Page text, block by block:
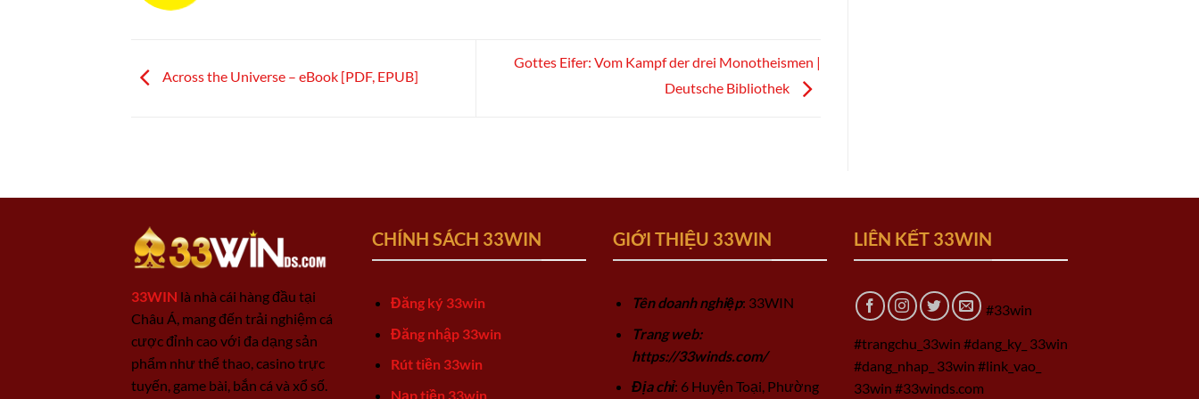
Across the Universe – eBook [PDF, EPUB]
Gottes Eifer: Vom Kampf der drei Monotheismen |
Deutsche Bibliothek
33WIN là nhà cái hàng đầu tại
Châu Á, mang đến trải nghiệm cá
cược đỉnh cao với đa dạng sản
phẩm như thể thao, casino trực
tuyến, game bài, bắn cá và xổ số.
CHÍNH SÁCH 33WIN
Đăng ký 33win
Đăng nhập 33win
Rút tiền 33win
Nạp tiền 33win
GIỚI THIỆU 33WIN
Tên doanh nghiệp: 33WIN
Trang web:
https://33winds.com/
Địa chỉ: 6 Huyện Toại, Phường
LIÊN KẾT 33WIN
#33win
#trangchu_33win #dang_ky_ 33win
#dang_nhap_ 33win #link_vao_
33win #33winds.com